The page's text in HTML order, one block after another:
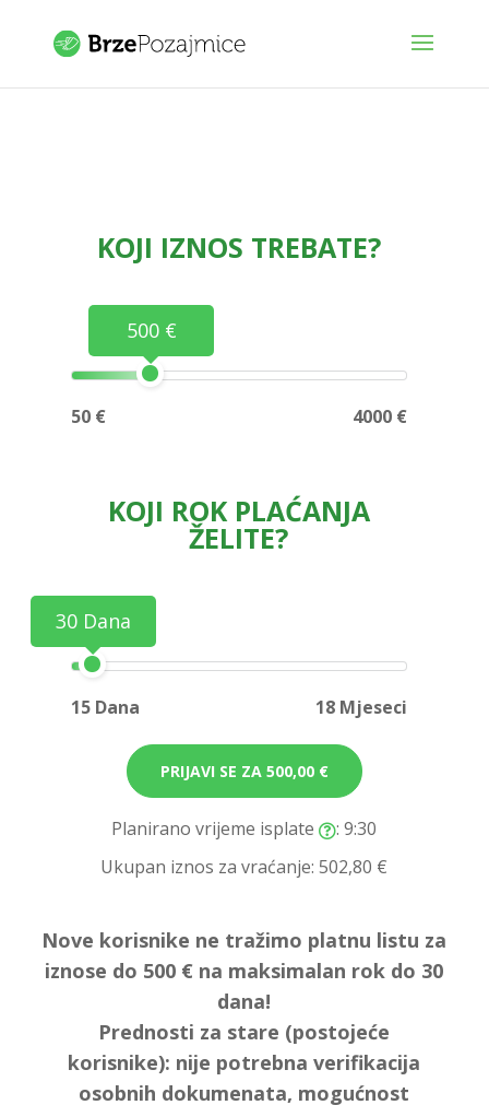
KOJI IZNOS TREBATE?
500 €
50 € 4000 €
KOJI ROK PLAĆANJA
ŽELITE?
30 Dana
15 Dana 18 Mjeseci
PRIJAVI SE ZA 500,00 €
Planirano vrijeme isplate
: 9:30
Ukupan iznos za vraćanje:502,80 €
Nove korisnike ne tražimo platnu listu za
iznose do 500 € na maksimalan rok do 30
dana!
Prednosti za stare (postojeće
korisnike): nije potrebna verifikacija
osobnih dokumenata, mogućnost